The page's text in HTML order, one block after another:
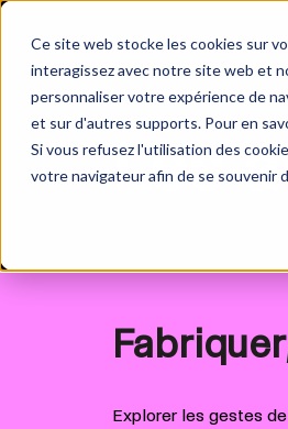
Ce site web stocke les cookies sur
interagissez avec notre site web et
personnaliser votre expérience de
et sur d'autres supports. Pour en
Si vous refusez l'utilisation des
votre navigateur afin de se souvenir
Les
Explorer les gestes